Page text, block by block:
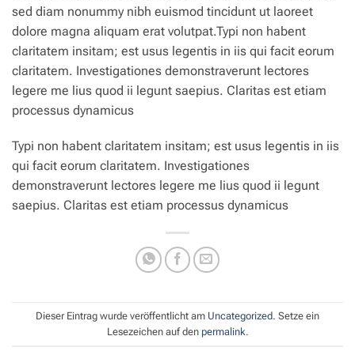
sed diam nonummy nibh euismod tincidunt ut laoreet
dolore magna aliquam erat volutpat.Typi non habent
claritatem insitam; est usus legentis in iis qui facit eorum
claritatem. Investigationes demonstraverunt lectores
legere me lius quod ii legunt saepius. Claritas est etiam
processus dynamicus
Typi non habent claritatem insitam; est usus legentis in iis
qui facit eorum claritatem. Investigationes
demonstraverunt lectores legere me lius quod ii legunt
saepius. Claritas est etiam processus dynamicus
Dieser Eintrag wurde veröffentlicht am Uncategorized. Setze ein
Lesezeichen auf den permalink.